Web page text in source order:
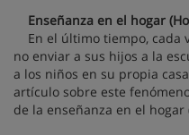
Enseñanza en el hogar
En el último tiempo, cada
no enviar a sus hijos a la
a los niños en su propia
artículo sobre este
de la enseñanza en el hogar